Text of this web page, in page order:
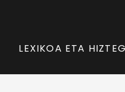
LEXIKOA ETA